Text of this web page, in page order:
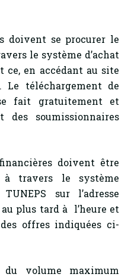
doivent se procurer le
le système d’achat
ce, en accédant au site
. Le téléchargement de
se fait gratuitement et
des soumissionnaires
doivent être
à travers le système
sur l’adresse
au plus tard à l’heure et
offres indiquées ci-
du volume maximum